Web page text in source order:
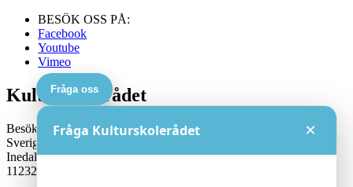
BESÖK OSS PÅ:
Facebook
Youtube
Vimeo
Kulturskolerådet
Besöksadress:
Sveriges Kulturskoleråd
Inedalsgatan 15
11232 Stockholm
Fråga oss
Fråga Kulturskolerådet ×